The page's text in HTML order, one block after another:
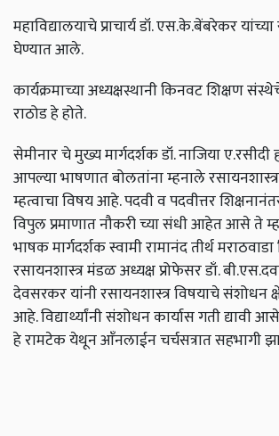
महाविद्यालयाचे प्राचार्य डॉ. एस.के.बेंबरेकर
घेण्यात आले.
कार्यक्रमाच्या अध्यक्षस्थानी किनवट शिक्षण
राठोड हे होते.
सेमीनार चे मुख्य मार्गदर्शक डॉ. नाजिया ए.रसीदी
आपल्या भाषणात बोलतांना म्हनाले
म्हत्वाचा विषय आहे. पदवी व पदवीत्तर
विपुल प्रमाणात नौकरी च्या संधी आहेत आसे ते
भाषक मार्गदर्शक स्वामी रामानंद तीर्थ मराठवाडा
रसायनशास्त्र मंडळ अध्यक्ष प्रोफेसर डाँ.
देवसरकर यांनी रसायनशास्त्र विषयाचे संशोधन
आहे. विद्यार्थ्यांनी संशोधन कार्यास गती द्यावी
हे रामटेक येथून आँनलाईन चर्चसत्रात सहभागी